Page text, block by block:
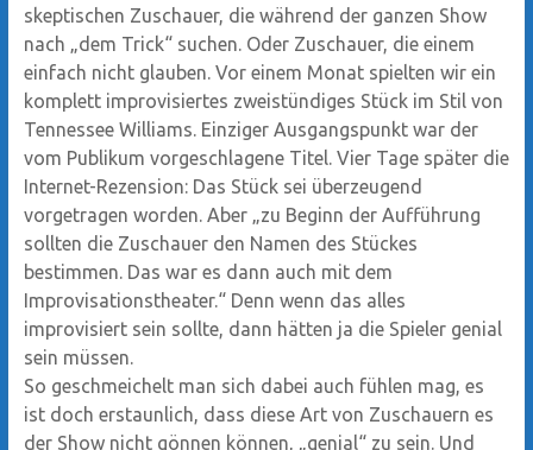
skeptischen Zuschauer, die während der ganzen Show
nach „dem Trick“ suchen. Oder Zuschauer, die einem
einfach nicht glauben. Vor einem Monat spielten wir ein
komplett improvisiertes zweistündiges Stück im Stil von
Tennessee Williams. Einziger Ausgangspunkt war der
vom Publikum vorgeschlagene Titel. Vier Tage später die
Internet-Rezension: Das Stück sei überzeugend
vorgetragen worden. Aber „zu Beginn der Aufführung
sollten die Zuschauer den Namen des Stückes
bestimmen. Das war es dann auch mit dem
Improvisationstheater.“ Denn wenn das alles
improvisiert sein sollte, dann hätten ja die Spieler genial
sein müssen.
So geschmeichelt man sich dabei auch fühlen mag, es
ist doch erstaunlich, dass diese Art von Zuschauern es
der Show nicht gönnen können, „genial“ zu sein. Und